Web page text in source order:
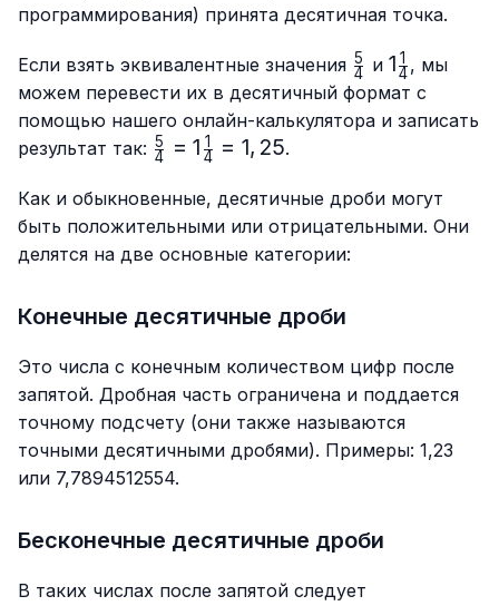
программирования) принята десятичная точка.
Если взять эквивалентные значения \frac{5}
{4}
4
5 и 1\frac{1}
{4}
14
1 , мы
можем перевести их в десятичный формат с
помощью нашего онлайн-калькулятора и записать
результат так: \frac{5}
{4}=1,25
4
5 = 1 4
1 = 1, 25.
Как и обыкновенные, десятичные дроби могут
быть положительными или отрицательными. Они
делятся на две основные категории:
Конечные десятичные дроби
Это числа с конечным количеством цифр после
запятой. Дробная часть ограничена и поддается
точному подсчету (они также называются
точными десятичными дробями). Примеры: 1,23
или 7,7894512554.
Бесконечные десятичные дроби
В таких числах после запятой следует